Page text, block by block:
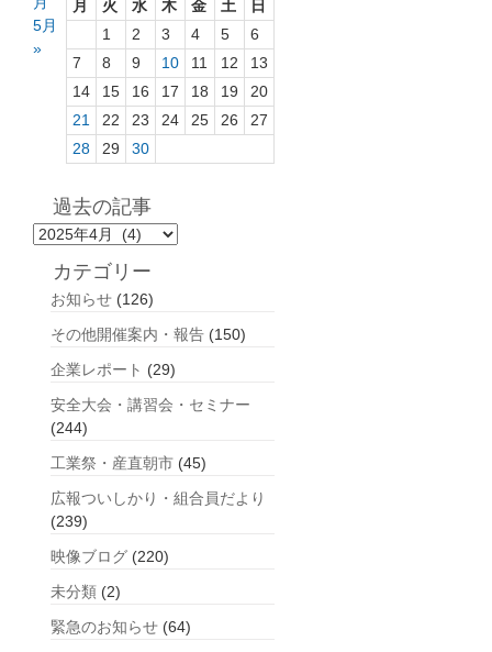
月
火 水 木 金 土
日
1
2 3 4 5
6
7
8 9 10 11 12
13
14
15 16 17 18 19
20
21
22 23 24 25 26
27
28
29 30
5月
»
過去の記事
過
カテゴリー
お知らせ (126)
その他開催案内・報告 (150)
企業レポート (29)
安全大会・講習会・セミナー
(244)
工業祭・産直朝市 (45)
広報ついしかり・組合員だより
(239)
映像ブログ (220)
未分類 (2)
緊急のお知らせ (64)